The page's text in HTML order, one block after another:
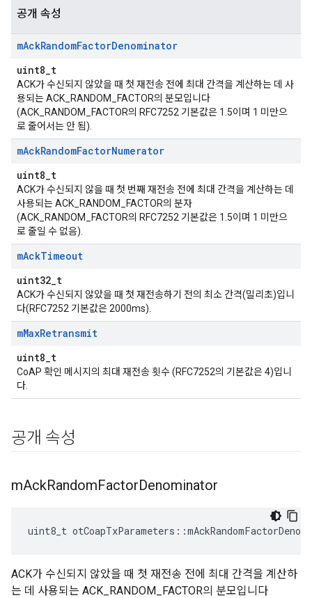
공개 속성
mAckRandomFactorDenominator
uint8_t
ACK가 수신되지 않았을 때 첫 재전송 전에 최대 간격을 계산하는 데 사
용되는 ACK_RANDOM_FACTOR의 분모입니다
(ACK_RANDOM_FACTOR의 RFC7252 기본값은 1.5이며 1 미만으
로 줄어서는 안 됨).
mAckRandomFactorNumerator
uint8_t
ACK가 수신되지 않을 때 첫 번째 재전송 전에 최대 간격을 계산하는 데
사용되는 ACK_RANDOM_FACTOR의 분자
(ACK_RANDOM_FACTOR의 RFC7252 기본값은 1.5이며 1 미만으
로 줄일 수 없음).
mAckTimeout
uint32_t
ACK가 수신되지 않았을 때 첫 재전송하기 전의 최소 간격(밀리초)입니
다(RFC7252 기본값은 2000ms).
mMaxRetransmit
uint8_t
CoAP 확인 메시지의 최대 재전송 횟수 (RFC7252의 기본값은 4)입니
다.
공개 속성
mAckRandomFactorDenominator
uint8_t otCoapTxParameters ::
ACK가 수신되지 않았을 때 첫 재전송 전에 최대 간격을 계산하
는 데 사용되는 ACK_RANDOM_FACTOR의 분모입니다